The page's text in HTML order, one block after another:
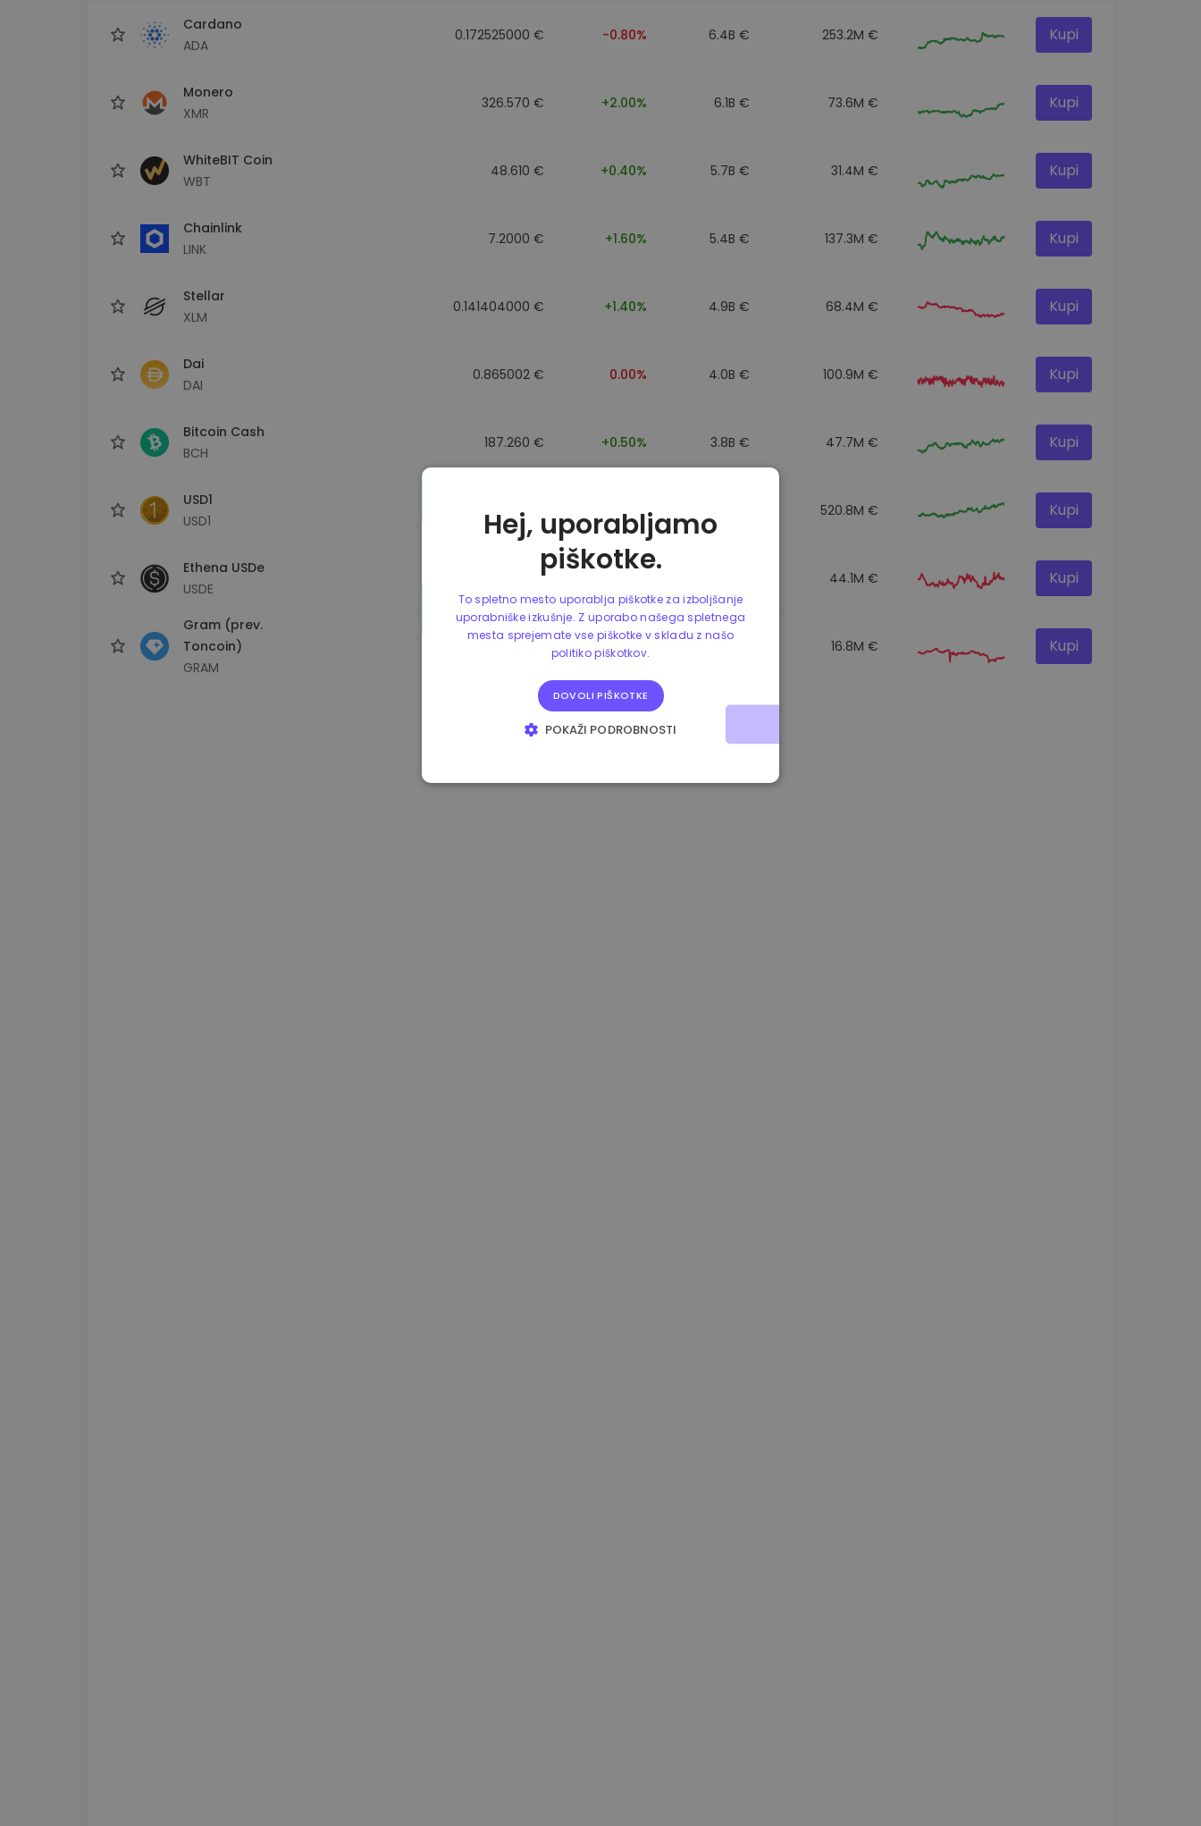
Cardano
ADA
0.172525000 € -0.80% 6.4B € 253.2M € Kupi
Monero
XMR
326.570 € +2.00% 6.1B € 73.6M € Kupi
WhiteBIT Coin
WBT
48.610 € +0.40% 5.7B € 31.4M € Kupi
Chainlink
LINK
7.2000 € +1.60% 5.4B € 137.3M € Kupi
Stellar
XLM
0.141404000 € +1.40% 4.9B € 68.4M € Kupi
Dai
DAI
0.865002 € 0.00% 4.0B € 100.9M € Kupi
Bitcoin Cash
BCH
187.260 € +0.50% 3.8B € 47.7M € Kupi
USD1
USD1
0.864902 € 0.00% 520.8M € Kupi
Ethena USDe
USDE
0.864733 € 44.1M € Kupi
Gram (prev.
Toncoin)
GRAM
1.180000 € +1.90% 16.8M € Kupi
Hej, uporabljamo
piškotke.
To spletno mesto uporablja piškotke za izboljšanje
uporabniške izkušnje. Z uporabo našega spletnega
mesta sprejemate vse piškotke v skladu z našo
politiko piškotkov.
DOVOLI PIŠKOTKE
POKAŽI PODROBNOSTI